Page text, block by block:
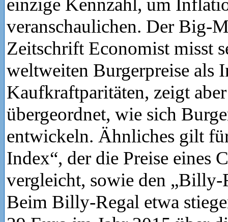
veranschaulichen. Der Big-
Zeitschrift Economist misst
weltweiten Burgerpreise als
Kaufkraftparitäten, zeigt
übergeordnet, wie sich
entwickeln. Ähnliches gilt
Index“, der die Preise eines
vergleicht, sowie den „Billy-
Beim Billy-Regal etwa